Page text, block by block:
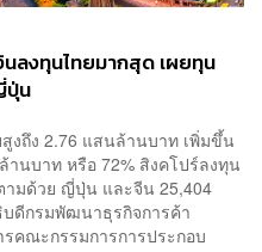
ลงทุนไทยมากสุด เผยทุน
ปุ่น
งถึง 2.76 แสนล้านบาท เพิ่มขึ้น
านบาท หรือ 72% สิงคโปร์ลงทุน
มด้วย ญี่ปุ่น และจีน 25,404
ดีกรมพัฒนาธุรกิจการค้า
คณะกรรมการการประกอบ